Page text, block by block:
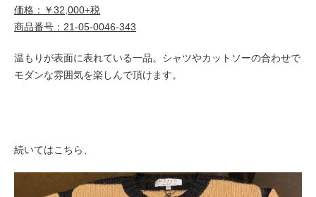
価格：￥32,000+税
商品番号：21-05-0046-343
温もりが表面に表れている一品。シャツやカットソーの合わせで
モダンな雰囲気を楽しんで頂けます。
続いてはこちら、